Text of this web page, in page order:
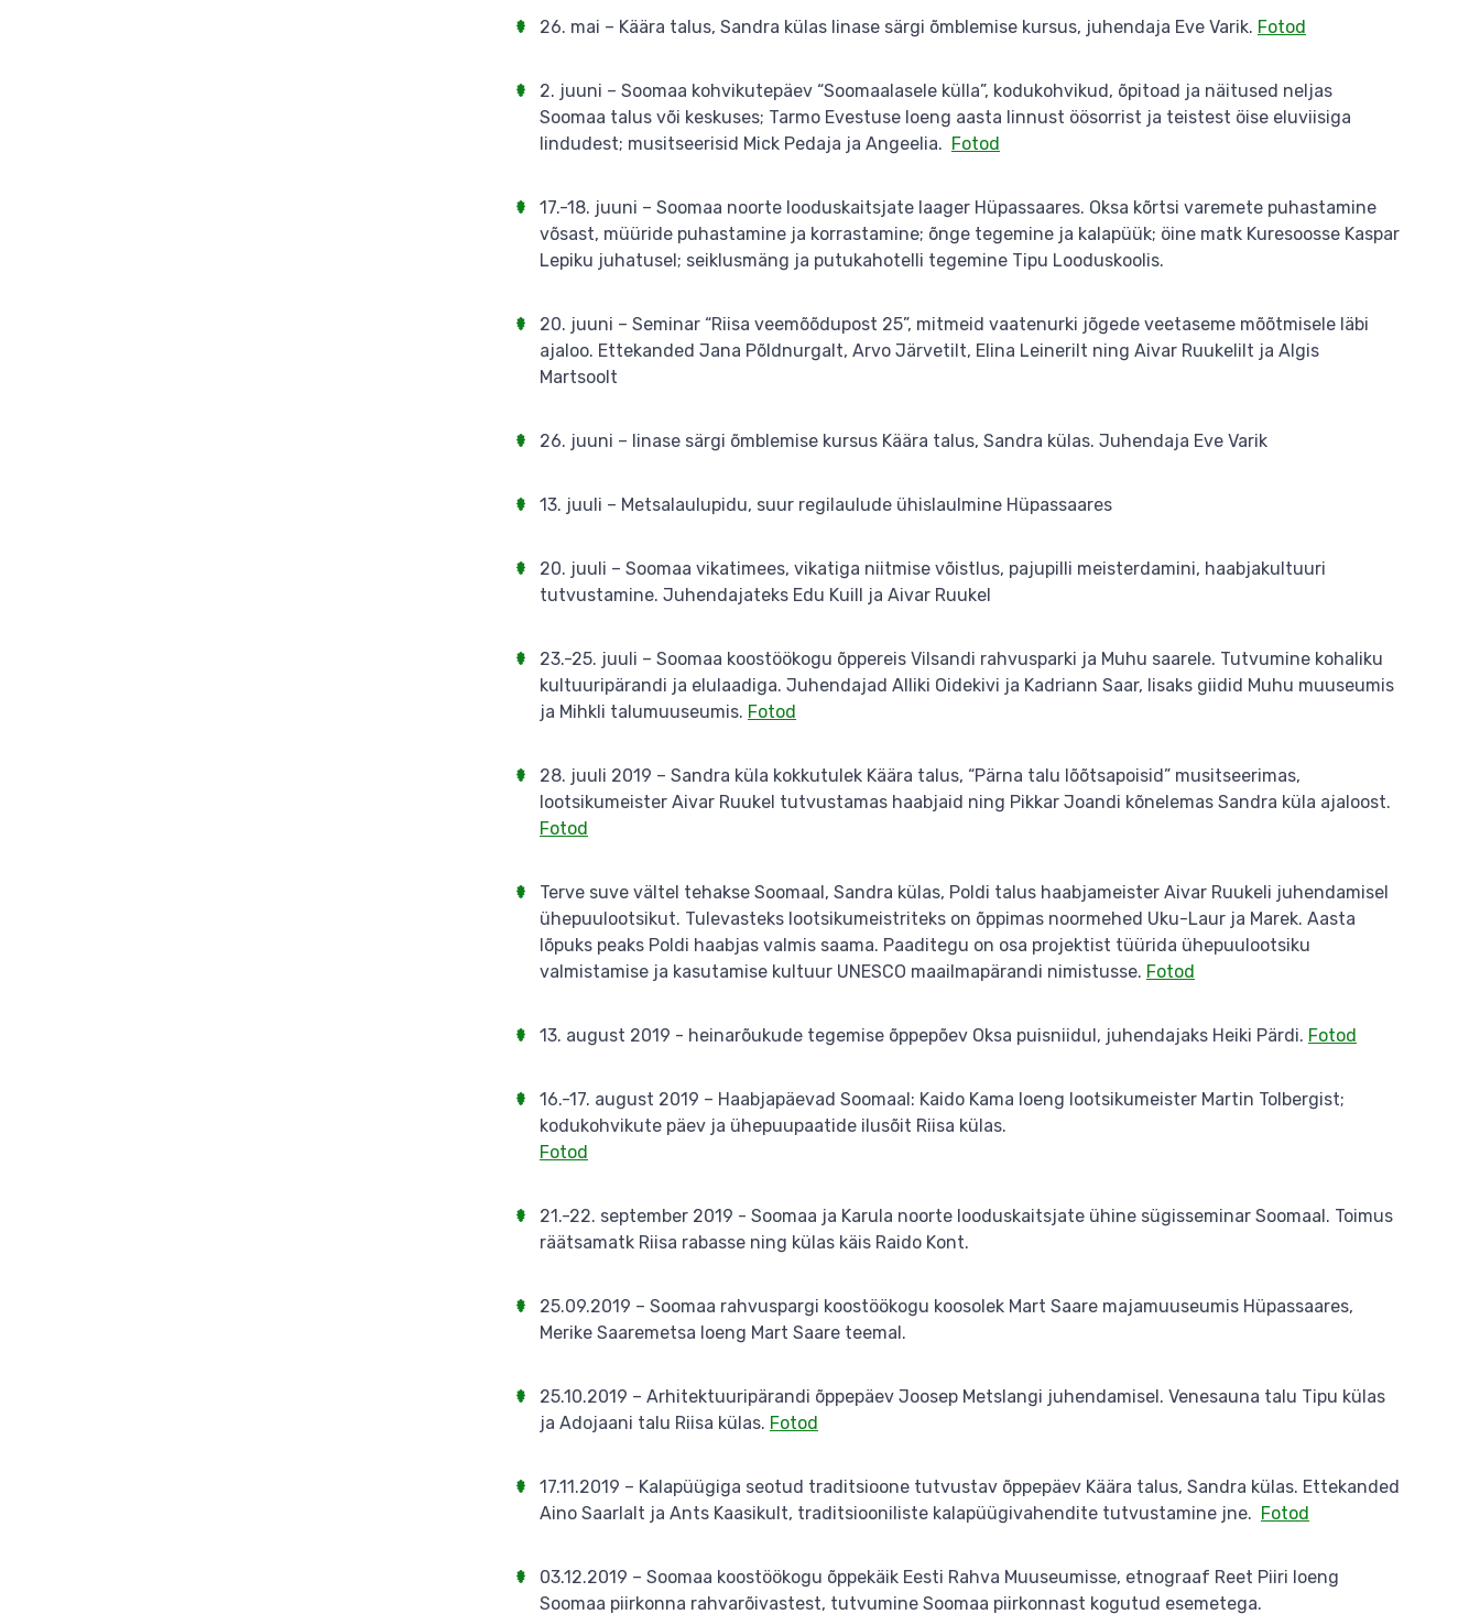
26. mai – Käära talus, Sandra külas linase särgi õmblemise kursus, juhendaja Eve Varik. Fotod
2. juuni – Soomaa kohvikutepäev “Soomaalasele külla”, kodukohvikud, õpitoad ja näitused neljas
Soomaa talus või keskuses; Tarmo Evestuse loeng aasta linnust öösorrist ja teistest öise eluviisiga
lindudest; musitseerisid Mick Pedaja ja Angeelia. Fotod
17.-18. juuni – Soomaa noorte looduskaitsjate laager Hüpassaares. Oksa kõrtsi varemete puhastamine
võsast, müüride puhastamine ja korrastamine; õnge tegemine ja kalapüük; öine matk Kuresoosse Kaspar
Lepiku juhatusel; seiklusmäng ja putukahotelli tegemine Tipu Looduskoolis.
20. juuni – Seminar “Riisa veemõõdupost 25”, mitmeid vaatenurki jõgede veetaseme mõõtmisele läbi
ajaloo. Ettekanded Jana Põldnurgalt, Arvo Järvetilt, Elina Leinerilt ning Aivar Ruukelilt ja Algis
Martsoolt
26. juuni – linase särgi õmblemise kursus Käära talus, Sandra külas. Juhendaja Eve Varik
13. juuli – Metsalaulupidu, suur regilaulude ühislaulmine Hüpassaares
20. juuli – Soomaa vikatimees, vikatiga niitmise võistlus, pajupilli meisterdamini, haabjakultuuri
tutvustamine. Juhendajateks Edu Kuill ja Aivar Ruukel
23.-25. juuli – Soomaa koostöökogu õppereis Vilsandi rahvusparki ja Muhu saarele. Tutvumine kohaliku
kultuuripärandi ja elulaadiga. Juhendajad Alliki Oidekivi ja Kadriann Saar, lisaks giidid Muhu muuseumis
ja Mihkli talumuuseumis. Fotod
28. juuli 2019 – Sandra küla kokkutulek Käära talus, “Pärna talu lõõtsapoisid” musitseerimas,
lootsikumeister Aivar Ruukel tutvustamas haabjaid ning Pikkar Joandi kõnelemas Sandra küla ajaloost.
Fotod
Terve suve vältel tehakse Soomaal, Sandra külas, Poldi talus haabjameister Aivar Ruukeli juhendamisel
ühepuulootsikut. Tulevasteks lootsikumeistriteks on õppimas noormehed Uku-Laur ja Marek. Aasta
lõpuks peaks Poldi haabjas valmis saama. Paaditegu on osa projektist tüürida ühepuulootsiku
valmistamise ja kasutamise kultuur UNESCO maailmapärandi nimistusse. Fotod
13. august 2019 - heinarõukude tegemise õppepõev Oksa puisniidul, juhendajaks Heiki Pärdi. Fotod
16.-17. august 2019 – Haabjapäevad Soomaal: Kaido Kama loeng lootsikumeister Martin Tolbergist;
kodukohvikute päev ja ühepuupaatide ilusõit Riisa külas.
Fotod
21.-22. september 2019 - Soomaa ja Karula noorte looduskaitsjate ühine sügisseminar Soomaal. Toimus
räätsamatk Riisa rabasse ning külas käis Raido Kont.
25.09.2019 – Soomaa rahvuspargi koostöökogu koosolek Mart Saare majamuuseumis Hüpassaares,
Merike Saaremetsa loeng Mart Saare teemal.
25.10.2019 – Arhitektuuripärandi õppepäev Joosep Metslangi juhendamisel. Venesauna talu Tipu külas
ja Adojaani talu Riisa külas. Fotod
17.11.2019 – Kalapüügiga seotud traditsioone tutvustav õppepäev Käära talus, Sandra külas. Ettekanded
Aino Saarlalt ja Ants Kaasikult, traditsiooniliste kalapüügivahendite tutvustamine jne. Fotod
03.12.2019 – Soomaa koostöökogu õppekäik Eesti Rahva Muuseumisse, etnograaf Reet Piiri loeng
Soomaa piirkonna rahvarõivastest, tutvumine Soomaa piirkonnast kogutud esemetega.